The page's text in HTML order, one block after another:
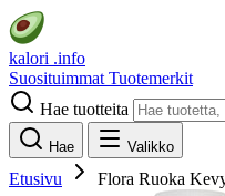
kalori .info
Suosituimmat Tuotemerkit
Hae tuotteita
Hae Valikko
Etusivu Flora Ruoka